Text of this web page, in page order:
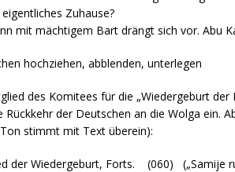
Zuhause?
mit mächtigem Bart drängt sich vor. Abu
hochziehen, abblenden, unterlegen
des Komitees für die „Wiedergeburt
Rückkehr der Deutschen an die Wolga ein.
stimmt mit Text überein):
der Wiedergeburt, Forts. (060) („Samije